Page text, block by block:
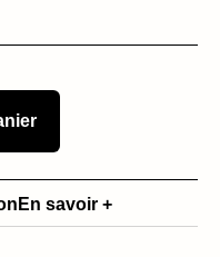
En savoir +